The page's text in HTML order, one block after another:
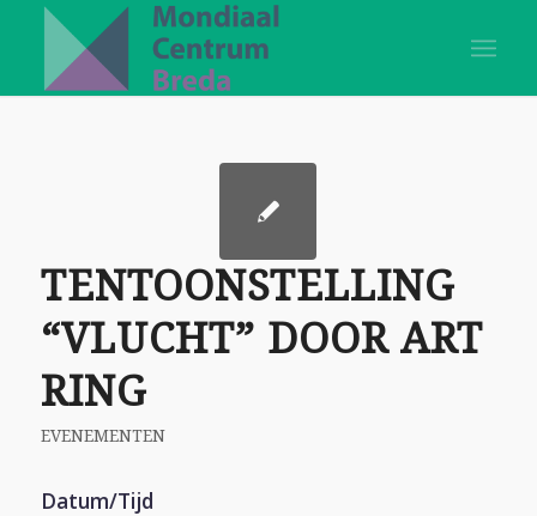
TENTOONSTELLING
“VLUCHT” DOOR ART
RING
EVENEMENTEN
Datum/Tijd